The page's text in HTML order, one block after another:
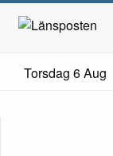
Torsdag 6 Aug